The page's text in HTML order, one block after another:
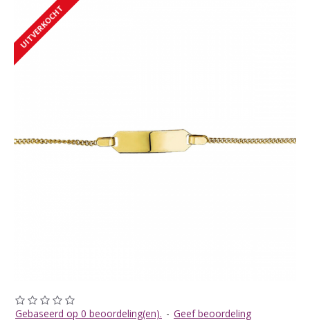
UITVERKOCHT
Gebaseerd op 0 beoordeling(en). - Geef beoordeling